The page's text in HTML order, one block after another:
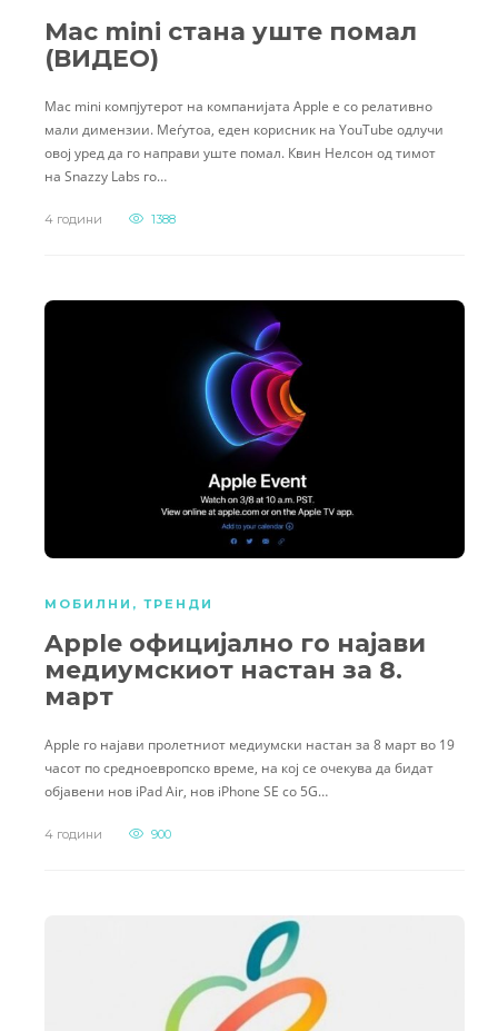
Mac mini стана уште помал
(ВИДЕО)
Mac mini компјутерот на компанијата Apple е со релативно
мали димензии. Меѓутоа, еден корисник на YouTube одлучи
овој уред да го направи уште помал. Квин Нелсон од тимот
на Snazzy Labs го…
4 години 1388
МОБИЛНИ , ТРЕНДИ
Apple официјално го најави
медиумскиот настан за 8.
март
Apple го најави пролетниот медиумски настан за 8 март во 19
часот по средноевропско време, на кој се очекува да бидат
објавени нов iPad Air, нов iPhone SE со 5G…
4 години 900